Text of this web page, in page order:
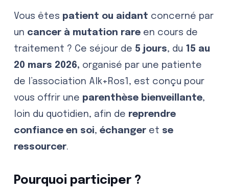
Vous êtes patient ou aidant concerné par
un cancer à mutation rare en cours de
traitement ? Ce séjour de 5 jours, du 15 au
20 mars 2026, organisé par une patiente
de l’association Alk+Ros1, est conçu pour
vous offrir une parenthèse bienveillante,
loin du quotidien, afin de reprendre
confiance en soi, échanger et se
ressourcer.
Pourquoi participer ?